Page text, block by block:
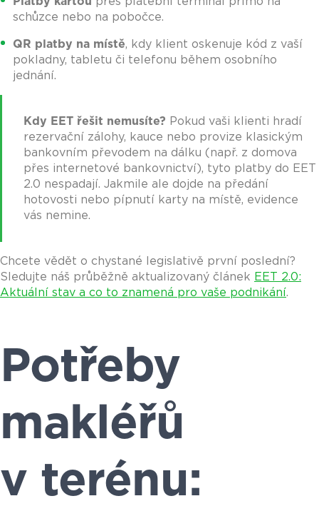
schůzce nebo na pobočce.
QR platby na místě, kdy klient oskenuje kód z vaší
pokladny, tabletu či telefonu během osobního
jednání.
Kdy EET řešit nemusíte? Pokud vaši klienti hradí
rezervační zálohy, kauce nebo provize klasickým
bankovním převodem na dálku (např. z domova
přes internetové bankovnictví), tyto platby do EET
2.0 nespadají. Jakmile ale dojde na předání
hotovosti nebo pípnutí karty na místě, evidence
vás nemine.
Chcete vědět o chystané legislativě první poslední?
Sledujte náš průběžně aktualizovaný článek EET 2.0:
Aktuální stav a co to znamená pro vaše podnikání.
Potřeby
makléřů
v terénu: